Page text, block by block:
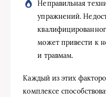
Неправильная
упражнений.
может привести к
и травмам.
Каждый из этих
комплексе